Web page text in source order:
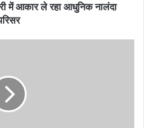
में आकार ले रहा आधुनिक नालंदा